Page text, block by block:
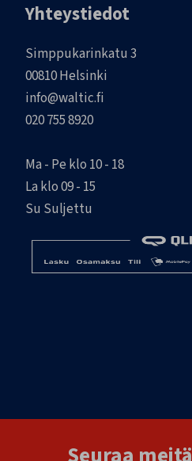
Yhteystiedot
Simppukarinkatu 3
00810 Helsinki
info@waltic.fi
020 755 8920
Ma - Pe klo 10 - 18
La klo 09 - 15
Su Suljettu